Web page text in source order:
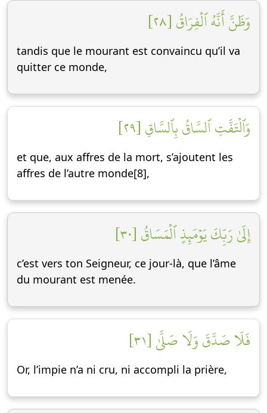
وَظَنَّ أَنَّهُ ٱلۡفِرَاقُ [٢٨]
tandis que le mourant est convaincu qu’il va
quitter ce monde,
وَٱلۡتَفَّتِ ٱلسَّاقُ بِٱلسَّاقِ [٢٩]
et que, aux affres de la mort, s’ajoutent les
affres de l’autre monde[8],
إِلَىٰ رَبِّكَ يَوۡمَئِذٍ ٱلۡمَسَاقُ [٣٠]
c’est vers ton Seigneur, ce jour-là, que l’âme
du mourant est menée.
فَلَا صَدَّقَ وَلَا صَلَّىٰ [٣١]
Or, l’impie n’a ni cru, ni accompli la prière,